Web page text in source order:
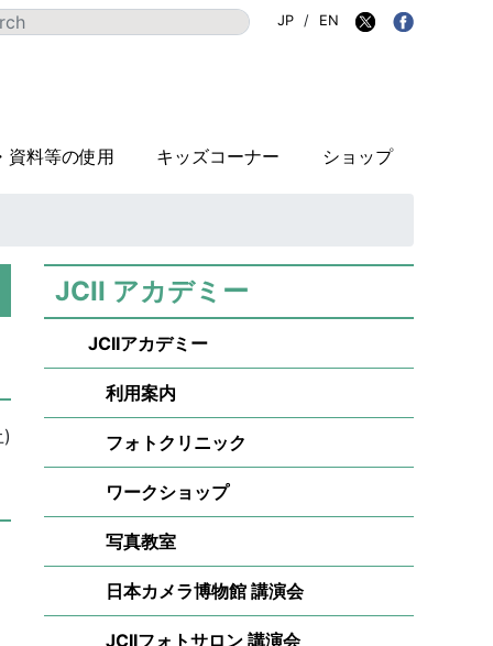
資料等の使用 キッズコーナー ショップ
JP / EN
JCII アカデミー
JCIIアカデミー
利用案内
フォトクリニック
ワークショップ
写真教室
日本カメラ博物館 講演会
JCIIフォトサロン 講演会